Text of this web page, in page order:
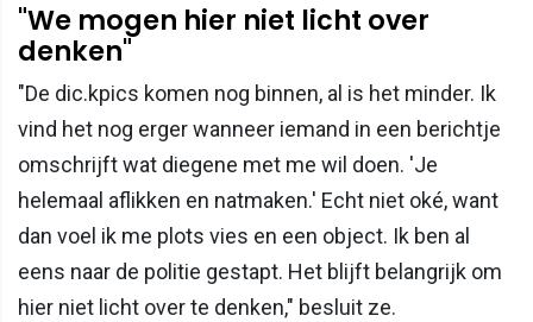
"We mogen hier niet licht over
denken"
"De dic.kpics komen nog binnen, al is het minder. Ik
vind het nog erger wanneer iemand in een berichtje
omschrijft wat diegene met me wil doen. 'Je
helemaal aflikken en natmaken.' Echt niet oké, want
dan voel ik me plots vies en een object. Ik ben al
eens naar de politie gestapt. Het blijft belangrijk om
hier niet licht over te denken," besluit ze.